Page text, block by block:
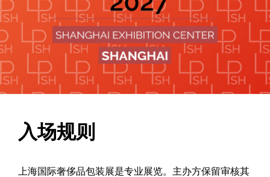
为何参观
敬请关注最新展会信息及亮点
展商类型
展位信息
奢侈品包装绿色革命大奖
2026顾问委员会
展中精彩活动
奢侈品包装可持续创新手册
照片/视频
展览标识/横幅标识
媒体合作
住宿
联系方式
入场规则
上海国际奢侈品包装展是专业展览。主办方保留审核其